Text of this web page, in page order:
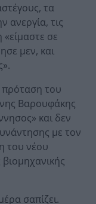
τα
ανεργία, τις
σε
μεν, και
πρόταση του
Βαρουφάκης
και δεν
με τον
του νέου
σαπίζει.